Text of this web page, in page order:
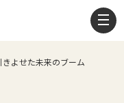
よせた未来のブーム